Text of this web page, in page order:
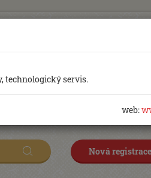
produktů a služeb
katalog firem, produktů a
máte zajímavý odkaz, tak
zveřejníme. Děkujeme vám.
Nová registrace
technologický servis.
web: